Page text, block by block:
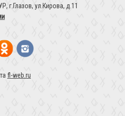
г.Глазов, ул.Кирова, д.11
fl-web.ru